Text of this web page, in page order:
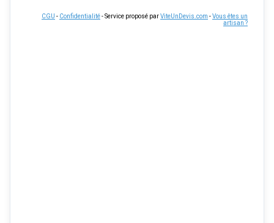
CGU - Confidentialité- Service proposé parViteUnDevis.com -Vous êtes un
artisan ?